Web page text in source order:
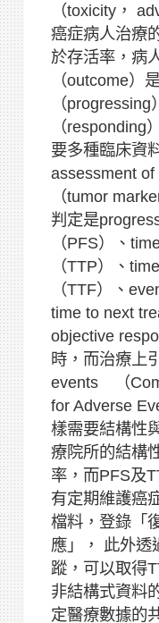
（toxicity，
癌症病人治療
於存活率，病
（outcome）
（
（responding
要多種臨床資
assessment
（tumor
判定是
（PFS）、
（TTP）、
（TTF）、
time to next
objective
時，而治療上
events （
for Adverse
樣需要結構性
療院所的結構
率，而PFS及
有定期維護癌
檔料，登錄「
應」， 此外透
蹤，可以取得
非結構式資料
定醫療數據的